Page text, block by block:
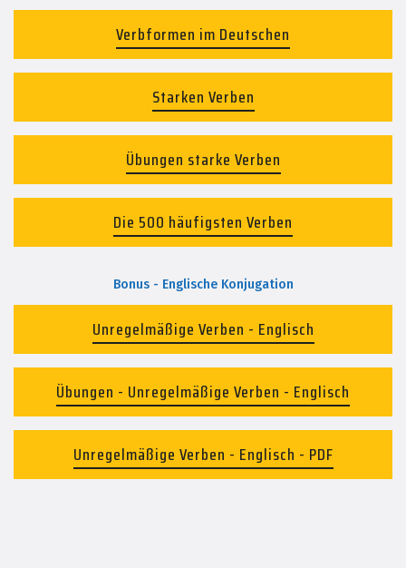
Verbformen im Deutschen
Starken Verben
Übungen starke Verben
Die 500 häufigsten Verben
Bonus - Englische Konjugation
Unregelmäßige Verben - Englisch
Übungen - Unregelmäßige Verben - Englisch
Unregelmäßige Verben - Englisch - PDF